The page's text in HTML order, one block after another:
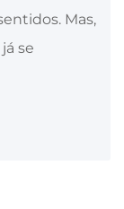
Mas,
se